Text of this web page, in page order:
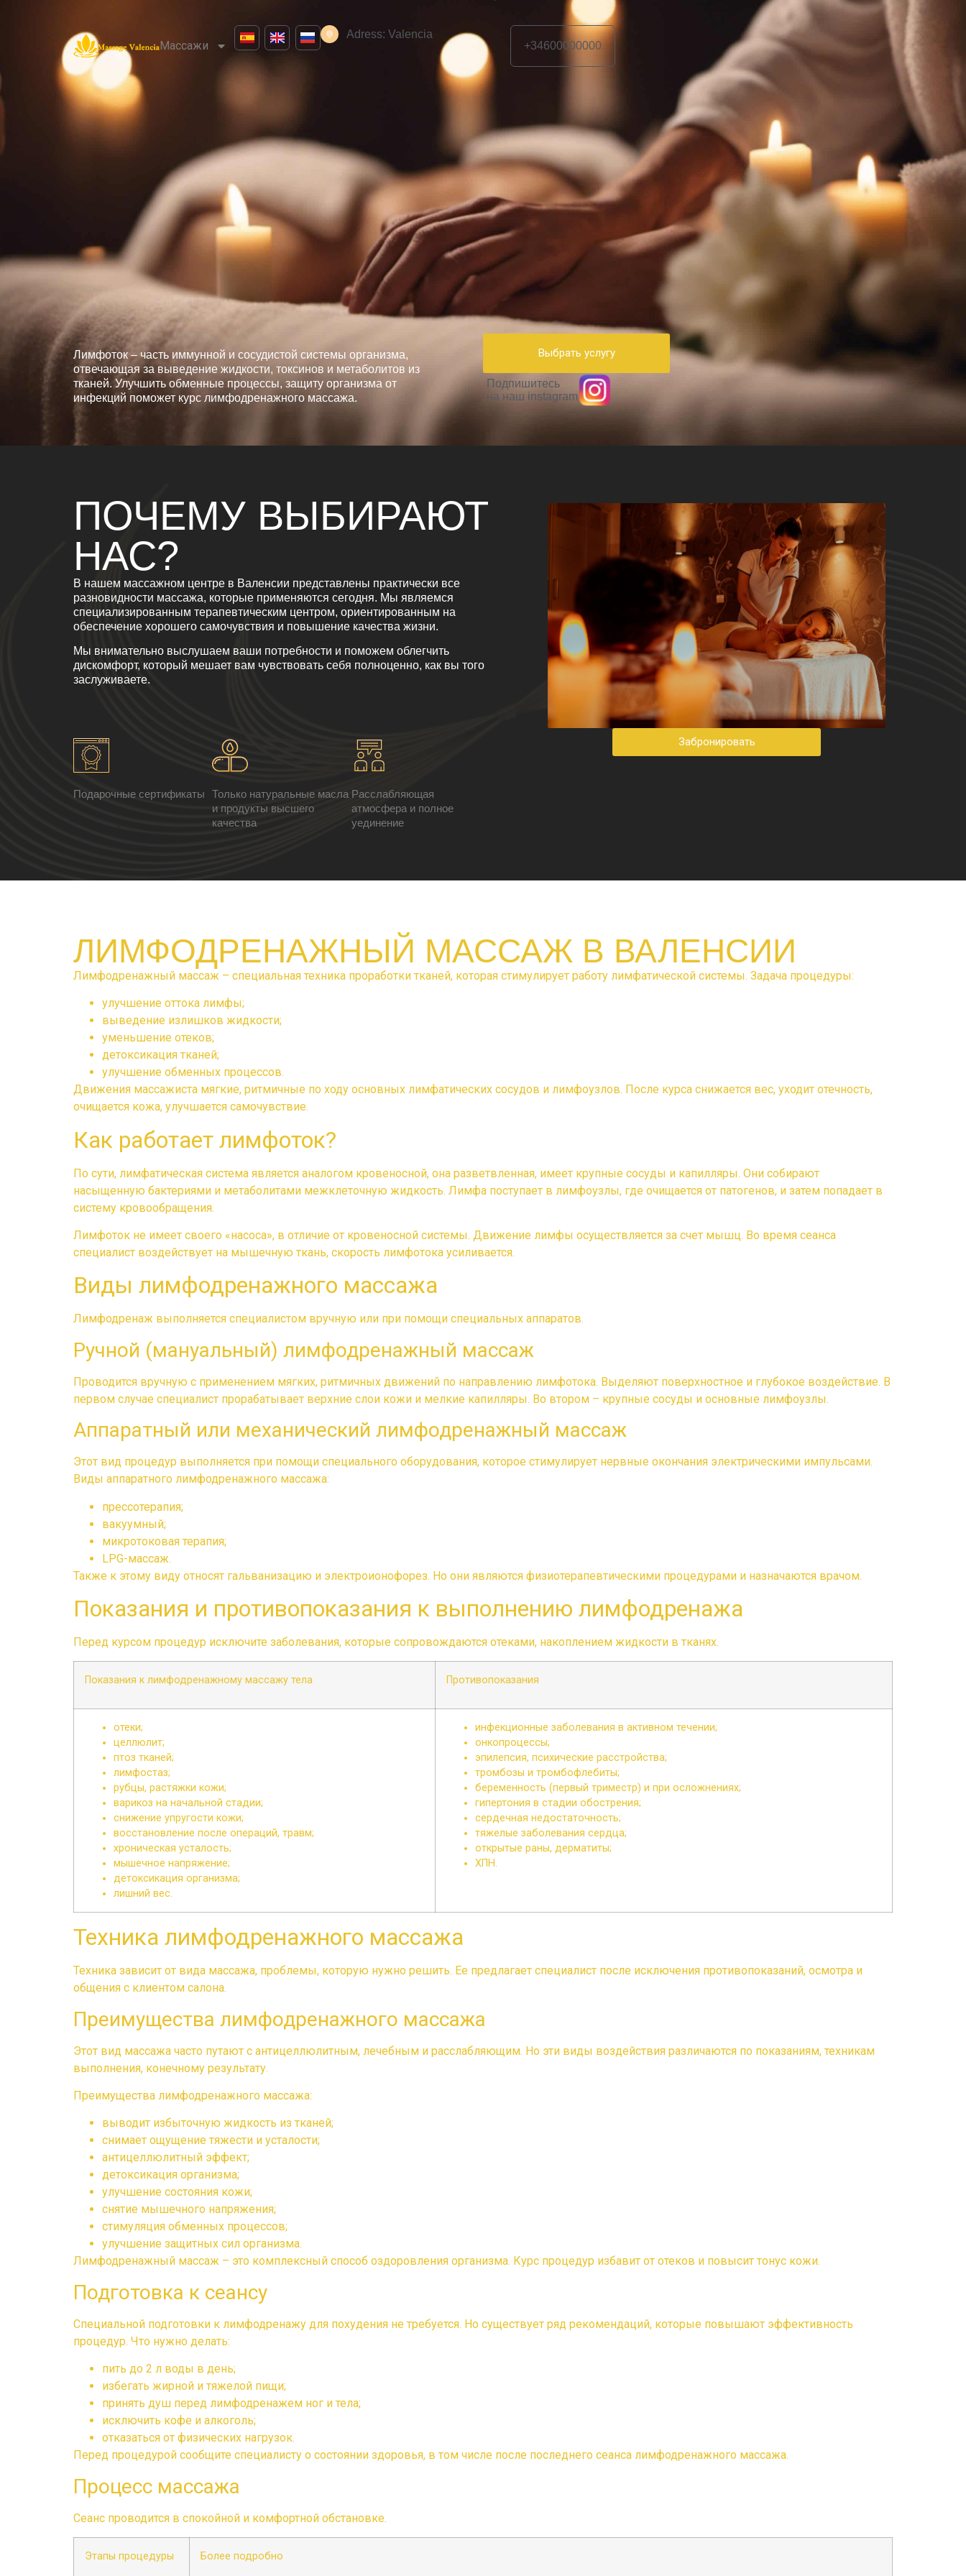
Массажи
Adress: Valencia
+34600000000
Лимфоток – часть иммунной и сосудистой системы организма,
отвечающая за выведение жидкости, токсинов и метаболитов из
тканей. Улучшить обменные процессы, защиту организма от
инфекций поможет курс лимфодренажного массажа.
Выбрать услугу
Подпишитесь
на наш instagram
ПОЧЕМУ ВЫБИРАЮТ
НАС?
В нашем массажном центре в Валенсии представлены практически все
разновидности массажа, которые применяются сегодня. Мы являемся
специализированным терапевтическим центром, ориентированным на
обеспечение хорошего самочувствия и повышение качества жизни.
Мы внимательно выслушаем ваши потребности и поможем облегчить
дискомфорт, который мешает вам чувствовать себя полноценно, как вы того
заслуживаете.
Подарочные сертификаты
Только натуральные масла
и продукты высшего
качества
Расслабляющая
атмосфера и полное
уединение
Забронировать
ЛИМФОДРЕНАЖНЫЙ МАССАЖ В ВАЛЕНСИИ
Лимфодренажный массаж – специальная техника проработки тканей, которая стимулирует работу лимфатической системы. Задача процедуры:
улучшение оттока лимфы;
выведение излишков жидкости;
уменьшение отеков;
детоксикация тканей;
улучшение обменных процессов.
Движения массажиста мягкие, ритмичные по ходу основных лимфатических сосудов и лимфоузлов. После курса снижается вес, уходит отечность,
очищается кожа, улучшается самочувствие.
Как работает лимфоток?
По сути, лимфатическая система является аналогом кровеносной, она разветвленная, имеет крупные сосуды и капилляры. Они собирают
насыщенную бактериями и метаболитами межклеточную жидкость. Лимфа поступает в лимфоузлы, где очищается от патогенов, и затем попадает в
систему кровообращения.
Лимфоток не имеет своего «насоса», в отличие от кровеносной системы. Движение лимфы осуществляется за счет мышц. Во время сеанса
специалист воздействует на мышечную ткань, скорость лимфотока усиливается.
Виды лимфодренажного массажа
Лимфодренаж выполняется специалистом вручную или при помощи специальных аппаратов.
Ручной (мануальный) лимфодренажный массаж
Проводится вручную с применением мягких, ритмичных движений по направлению лимфотока. Выделяют поверхностное и глубокое воздействие. В
первом случае специалист прорабатывает верхние слои кожи и мелкие капилляры. Во втором – крупные сосуды и основные лимфоузлы.
Аппаратный или механический лимфодренажный массаж
Этот вид процедур выполняется при помощи специального оборудования, которое стимулирует нервные окончания электрическими импульсами.
Виды аппаратного лимфодренажного массажа:
прессотерапия;
вакуумный;
микротоковая терапия;
LPG-массаж.
Также к этому виду относят гальванизацию и электроионофорез. Но они являются физиотерапевтическими процедурами и назначаются врачом.
Показания и противопоказания к выполнению лимфодренажа
Перед курсом процедур исключите заболевания, которые сопровождаются отеками, накоплением жидкости в тканях.
Показания к лимфодренажному массажу тела Противопоказания
отеки;
целлюлит;
птоз тканей;
лимфостаз;
рубцы, растяжки кожи;
варикоз на начальной стадии;
снижение упругости кожи;
восстановление после операций, травм;
хроническая усталость;
мышечное напряжение;
детоксикация организма;
лишний вес.
инфекционные заболевания в активном течении;
онкопроцессы;
эпилепсия, психические расстройства;
тромбозы и тромбофлебиты;
беременность (первый триместр) и при осложнениях;
гипертония в стадии обострения;
сердечная недостаточность;
тяжелые заболевания сердца;
открытые раны, дерматиты;
ХПН.
Техника лимфодренажного массажа
Техника зависит от вида массажа, проблемы, которую нужно решить. Ее предлагает специалист после исключения противопоказаний, осмотра и
общения с клиентом салона.
Преимущества лимфодренажного массажа
Этот вид массажа часто путают с антицеллюлитным, лечебным и расслабляющим. Но эти виды воздействия различаются по показаниям, техникам
выполнения, конечному результату.
Преимущества лимфодренажного массажа:
выводит избыточную жидкость из тканей;
снимает ощущение тяжести и усталости;
антицеллюлитный эффект;
детоксикация организма;
улучшение состояния кожи;
снятие мышечного напряжения;
стимуляция обменных процессов;
улучшение защитных сил организма.
Лимфодренажный массаж – это комплексный способ оздоровления организма. Курс процедур избавит от отеков и повысит тонус кожи.
Подготовка к сеансу
Специальной подготовки к лимфодренажу для похудения не требуется. Но существует ряд рекомендаций, которые повышают эффективность
процедур. Что нужно делать:
пить до 2 л воды в день;
избегать жирной и тяжелой пищи;
принять душ перед лимфодренажем ног и тела;
исключить кофе и алкоголь;
отказаться от физических нагрузок.
Перед процедурой сообщите специалисту о состоянии здоровья, в том числе после последнего сеанса лимфодренажного массажа.
Процесс массажа
Сеанс проводится в спокойной и комфортной обстановке.
Этапы процедуры Более подробно